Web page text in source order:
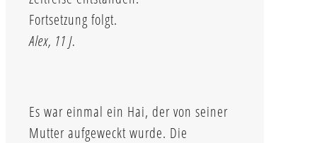
Fortsetzung folgt.
Alex, 11 J.
Es war einmal ein Hai, der von seiner
Mutter aufgeweckt wurde. Die